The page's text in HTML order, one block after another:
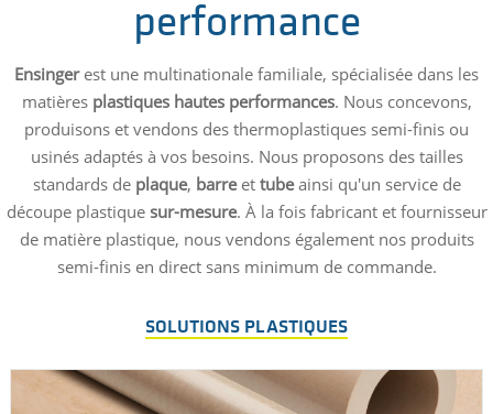
performance
Ensinger est une multinationale familiale, spécialisée dans les
matières plastiques hautes performances. Nous concevons,
produisons et vendons des thermoplastiques semi-finis ou
usinés adaptés à vos besoins. Nous proposons des tailles
standards de plaque, barreet tubeainsi qu'un service de
découpe plastique sur-mesure. À la fois fabricant et fournisseur
de matière plastique, nous vendons également nos produits
semi-finis en direct sans minimum de commande.
SOLUTIONS PLASTIQUES